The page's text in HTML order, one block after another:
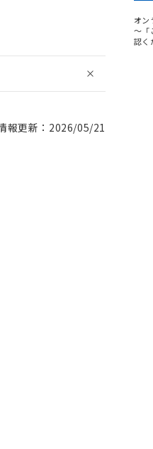
報更新：2026/05/21
オン
～「
認く